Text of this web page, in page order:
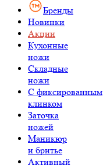
Бренды
Новинки
Акции
Кухонные
ножи
Складные
ножи
C фиксированным
клинком
Заточка
ножей
Маникюр
и бритье
Активный